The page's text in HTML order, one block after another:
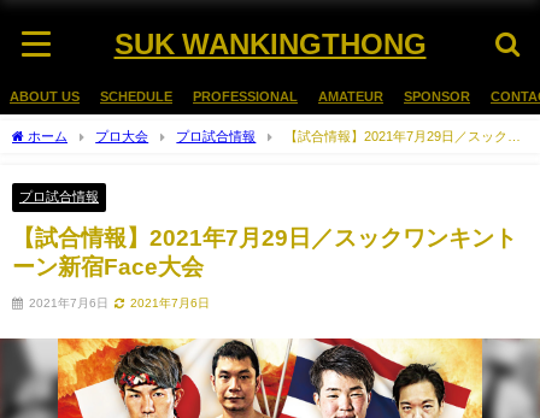
SUK WANKINGTHONG
ABOUT US SCHEDULE PROFESSIONAL AMATEUR SPONSOR
ホーム プロ大会 プロ試合情報
【試合情報】2021年7月29日／スックワ
プロ試合情報
【試合情報】2021年7月29日／スックワンキント
ーン新宿Face大会
2021年7月6日 2021年7月6日